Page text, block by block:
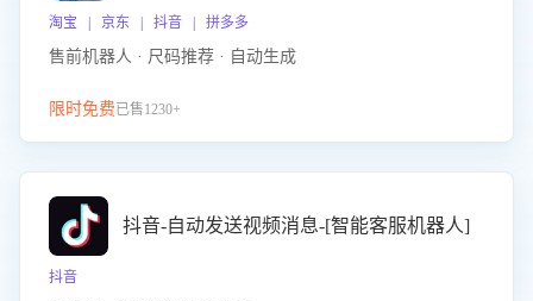
淘宝 | 京东 | 抖音 | 拼多多
售前机器人 · 尺码推荐 · 自动生成
限时免费已售1230+
抖音-自动发送视频消息-[智能客服机器人]
抖音